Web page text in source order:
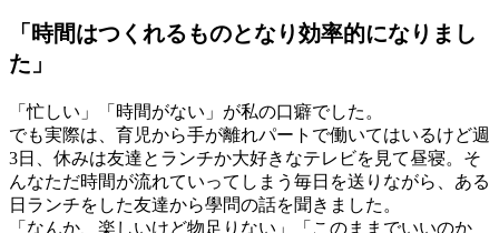
「時間はつくれるものとなり効率的になりまし
た」
「忙しい」「時間がない」が私の口癖でした。
でも実際は、育児から手が離れパートで働いてはいるけど週
3日、休みは友達とランチか大好きなテレビを見て昼寝。そ
んなただ時間が流れていってしまう毎日を送りながら、ある
日ランチをした友達から學問の話を聞きました。
「なんか、楽しいけど物足りない」「このままでいいのか